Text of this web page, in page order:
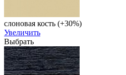
слоновая кость (+30%)
Увеличить
Выбрать